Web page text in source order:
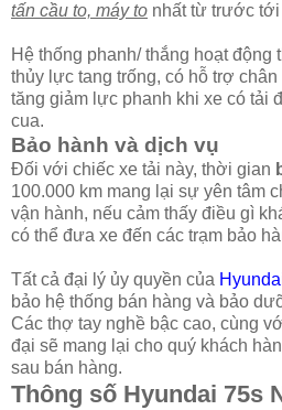
tấn cầu to, máy to nhất từ trước tới
Hệ thống phanh/ thắng hoạt động
thủy lực tang trống, có hỗ trợ
tăng giảm lực phanh khi xe có tải
cua.
Bảo hành và dịch vụ
Đối với chiếc xe tải này, thời gian
100.000 km mang lại sự yên tâm
vận hành, nếu cảm thấy điều gì
có thể đưa xe đến các trạm bảo
Tất cả đại lý ủy quyền của
bảo hệ thống bán hàng và bảo
Các thợ tay nghề bậc cao, cùng
đại sẽ mang lại cho quý khách
sau bán hàng.
Thông số Hyundai 75s